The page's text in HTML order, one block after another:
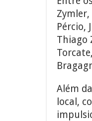
Pércio,
Thiago
Além
local,